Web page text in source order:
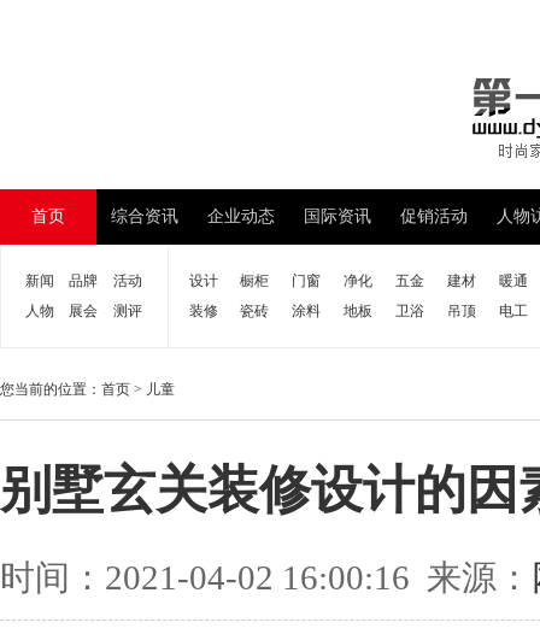
首页 综合资讯 企业动态 国际资讯 促销活动 人物
新闻 品牌
活动
人物
展会 测评
设计 橱柜 门窗 净化 五金 建材
暖通
装修
瓷砖 涂料 地板 卫浴 吊顶 电工
您当前的位置： 首页 > 儿童
别墅玄关装修设计的因
时间：2021-04-02 16:00:16 来源：